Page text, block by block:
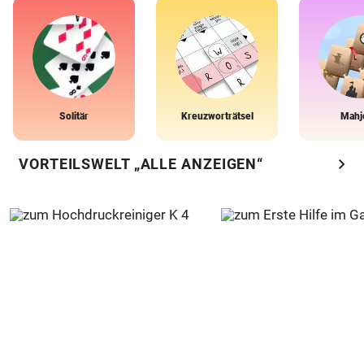
Solitär Kreuzworträtsel
VORTEILSWELT „ALLE ANZEIGEN“ chevron_right